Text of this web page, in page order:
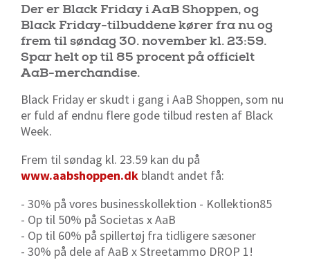
Der er Black Friday i AaB Shoppen, og
Black Friday-tilbuddene kører fra nu og
frem til søndag 30. november kl. 23:59.
Spar helt op til 85 procent på officielt
AaB-merchandise.
Black Friday er skudt i gang i AaB Shoppen, som nu
er fuld af endnu flere gode tilbud resten af Black
Week.
Frem til søndag kl. 23.59 kan du på
www.aabshoppen.dk blandt andet få:
- 30% på vores businesskollektion - Kollektion85
- Op til 50% på Societas x AaB
- Op til 60% på spillertøj fra tidligere sæsoner
- 30% på dele af AaB x Streetammo DROP 1!